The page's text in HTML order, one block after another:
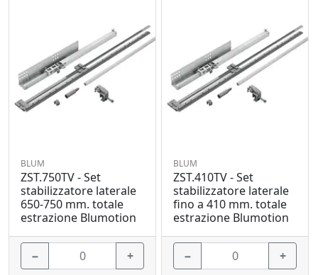
BLUM
ZST.750TV - Set
stabilizzatore laterale
650-750 mm. totale
estrazione Blumotion
− +
BLUM
ZST.410TV - Set
stabilizzatore laterale
fino a 410 mm. totale
estrazione Blumotion
− +